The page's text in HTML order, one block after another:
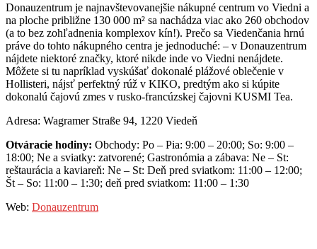
Donauzentrum je najnavštevovanejšie nákupné centrum vo Viedni a
na ploche približne 130 000 m² sa nachádza viac ako 260 obchodov
(a to bez zohľadnenia komplexov kín!). Prečo sa Viedenčania hrnú
práve do tohto nákupného centra je jednoduché: – v Donauzentrum
nájdete niektoré značky, ktoré nikde inde vo Viedni nenájdete.
Môžete si tu napríklad vyskúšať dokonalé plážové oblečenie v
Hollisteri, nájsť perfektný rúž v KIKO, predtým ako si kúpite
dokonalú čajovú zmes v rusko-francúzskej čajovni KUSMI Tea.
Adresa: Wagramer Straße 94, 1220 Viedeň
Otváracie hodiny: Obchody: Po – Pia: 9:00 – 20:00; So: 9:00 –
18:00; Ne a sviatky: zatvorené; Gastronómia a zábava: Ne – St:
reštaurácia a kaviareň: Ne – St: Deň pred sviatkom: 11:00 – 12:00;
Št – So: 11:00 – 1:30; deň pred sviatkom: 11:00 – 1:30
Web: Donauzentrum